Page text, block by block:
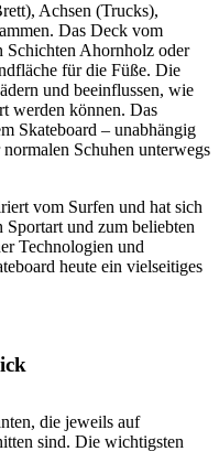
Achsen (Trucks),
Das Deck vom
Schichten Ahornholz oder
für die Füße. Die
und beeinflussen, wie
werden können. Das
Skateboard – unabhängig
Schuhen unterwegs
vom Surfen und hat sich
Sportart und zum beliebten
Technologien und
heute ein vielseitiges
die jeweils auf
sind. Die wichtigsten